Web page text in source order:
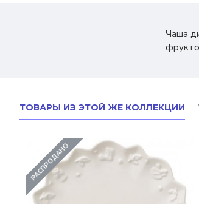
Чаша
ТОВАРЫ ИЗ ЭТОЙ ЖЕ КОЛЛЕКЦИИ
РАСПРОДАНО